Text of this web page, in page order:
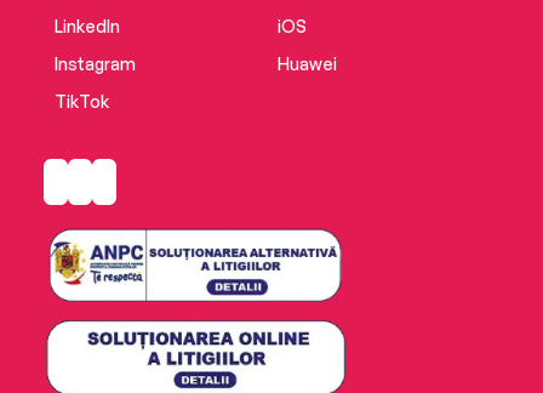
LinkedIn
Instagram
TikTok
iOS
Huawei